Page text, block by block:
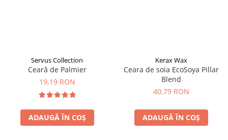
Servus Collection
Ceară de Palmier
19,19 RON
ADAUGĂ ÎN COȘ
Kerax Wax
Ceara de soia EcoSoya Pillar
Blend
40,79 RON
ADAUGĂ ÎN COȘ